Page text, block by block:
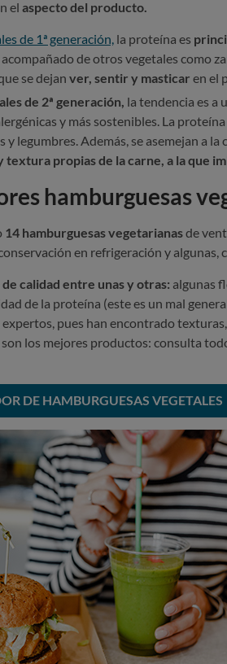
el aspecto del producto.
de 1ª generación, la proteína es
de otros vegetales como
se dejan ver, sentir y masticar en el
de 2ª generación, la tendencia es a
y más sostenibles. La proteína
legumbres. Además, se asemejan a la
textura propias de la carne, a la que
hamburguesas
14 hamburguesas vegetarianasde
en refrigeración y algunas,
calidad entre unas y otras: algunas
de la proteína (este es un mal
pues han encontrado
los mejores productos: consulta
DE HAMBURGUESAS VEGETALES